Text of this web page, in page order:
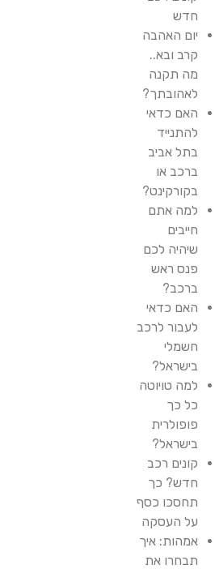
חדש
יום האהבה
קרב ובא..
מה תקנה
לאהובתך?
האם כדאי
להתנייד
בתל אביב
ברכב או
בקורקינט?
למה אתם
חייבים
שיהיה לכם
פנס ראש
ברכב?
האם כדאי
לעבור לרכב
חשמלי
בישראל?
למה טויוטה
כל כך
פופולרית
בישראל?
קונים רכב
חדש? כך
תחסכו כסף
על העסקה
אמהות: איך
תבחרו את